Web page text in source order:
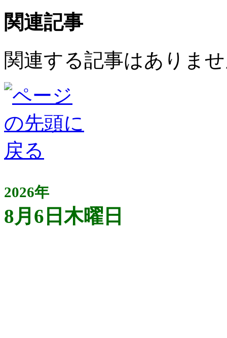
関連記事
関連する記事はありま
2026年
8月6日木曜日